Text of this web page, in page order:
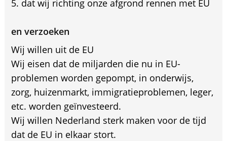
dat wij richting onze afgrond rennen met EU
en verzoeken
Wij willen uit de EU
Wij eisen dat de miljarden die nu in EU-
problemen worden gepompt, in onderwijs,
zorg, huizenmarkt, immigratieproblemen, leger,
etc. worden geïnvesteerd.
Wij willen Nederland sterk maken voor de tijd
dat de EU in elkaar stort.